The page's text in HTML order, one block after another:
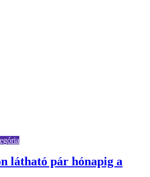
látható pár hónapig a